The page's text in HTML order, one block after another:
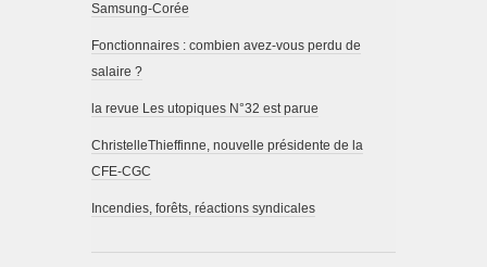
Samsung-Corée
Fonctionnaires : combien avez-vous perdu de
salaire ?
la revue Les utopiques N°32 est parue
ChristelleThieffinne, nouvelle présidente de la
CFE-CGC
Incendies, forêts, réactions syndicales